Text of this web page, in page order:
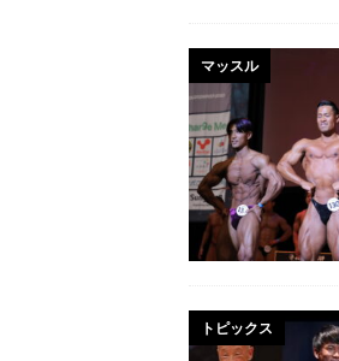
マッスル
トピックス